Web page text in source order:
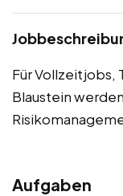
Für Vollzeitjobs,
Blaustein
Aufgaben